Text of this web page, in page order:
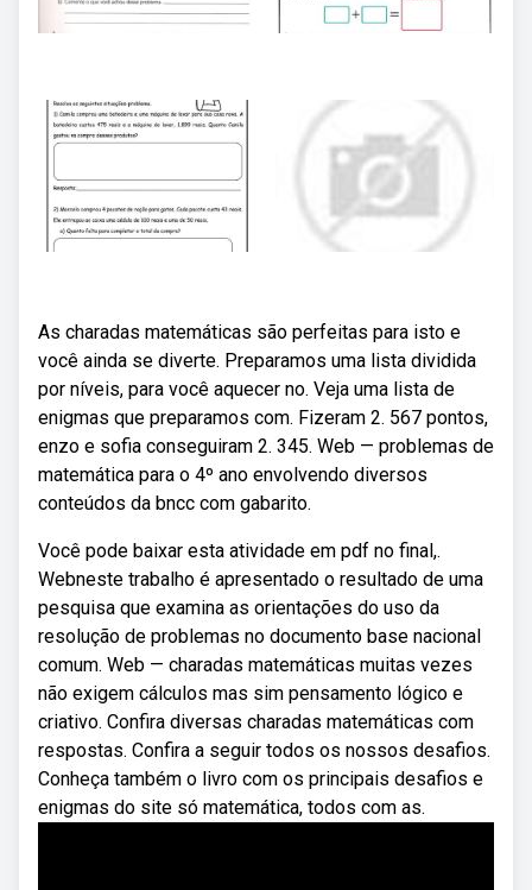
As charadas matemáticas são perfeitas para isto e
você ainda se diverte. Preparamos uma lista dividida
por níveis, para você aquecer no. Veja uma lista de
enigmas que preparamos com. Fizeram 2. 567 pontos,
enzo e sofia conseguiram 2. 345. Web — problemas de
matemática para o 4º ano envolvendo diversos
conteúdos da bncc com gabarito.
Você pode baixar esta atividade em pdf no final,.
Webneste trabalho é apresentado o resultado de uma
pesquisa que examina as orientações do uso da
resolução de problemas no documento base nacional
comum. Web — charadas matemáticas muitas vezes
não exigem cálculos mas sim pensamento lógico e
criativo. Confira diversas charadas matemáticas com
respostas. Confira a seguir todos os nossos desafios.
Conheça também o livro com os principais desafios e
enigmas do site só matemática, todos com as.